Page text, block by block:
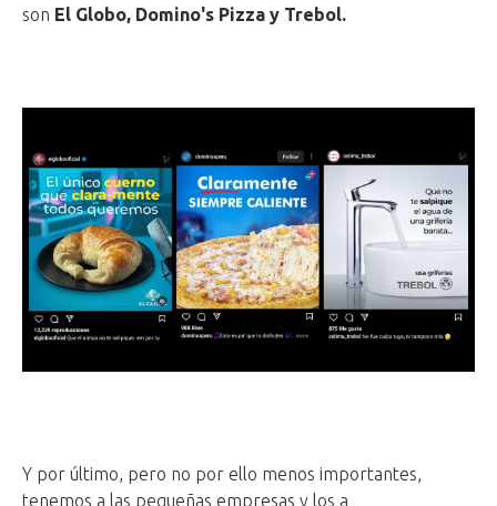
son El Globo, Domino's Pizza y Trebol.
Y por último, pero no por ello menos importantes,
tenemos a las pequeñas empresas y los a